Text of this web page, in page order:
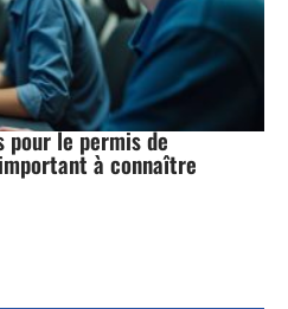
pour le permis de
à connaître